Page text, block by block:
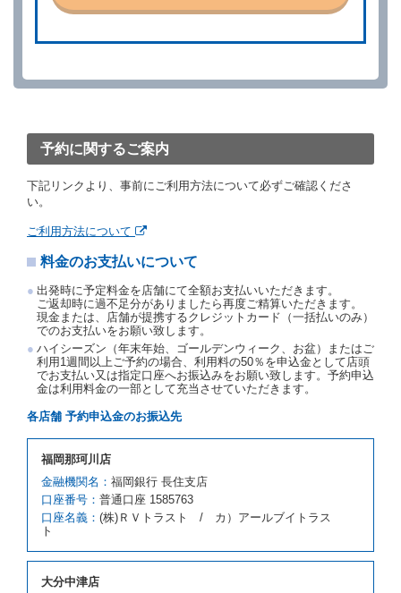
前２項の場合、借受人は、別に定めるところにより予
約申込金を借受人に返還するものとします。
当社の都合により、予約が取り消されたとき、又は貸
約申込金を返還するものとします。
渡契約が締結されなかったときは、予約は取り消され
たものとします。この場合、当社は受領済の予約申込
金を返還するものとします。
第５条（代替レンタカー）
当社は、借受人から予約のあった車種クラスのレンタ
カーを貸し渡すことができないときは、予約と異なる
車種クラスのレンタカー（以下「代替レンタカー」と
いいます。）の貸渡しを申し入れることができるもの
とします。
クラスを除き予約時と同一の借受条件でレンタカー提
お、代替レンタカーの貸渡料金が予約された車種クラ
スの貸渡料金より高くなるときは、予約した車種クラ
スの貸渡料金によるものとし、予約された車種クラス
の貸渡料金より低くなるときは、当該代替レンタカー
の車種クラスの貸渡料金によるものとします。
を拒絶し、予約を取り消すことができるものとしま
前項の場合、第１項の貸渡しをすることができない原
予約に関するご案内
下記リンクより、事前にご利用方法について必ずご確認くださ
い。
ご利用方法について
料金のお支払いについて
出発時に予定料金を店舗にて全額お支払いいただきます。
ご返却時に過不足分がありましたら再度ご精算いただきます。
現金または、店舗が提携するクレジットカード（一括払いのみ）
でのお支払いをお願い致します。
ハイシーズン（年末年始、ゴールデンウィーク、お盆）またはご
利用1週間以上ご予約の場合、利用料の50％を申込金として店頭
でお支払い又は指定口座へお振込みをお願い致します。予約申込
金は利用料金の一部として充当させていただきます。
各店舗 予約申込金のお振込先
福岡那珂川店
金融機関名： 福岡銀行 長住支店
口座番号： 普通口座 1585763
口座名義： (株)ＲＶトラスト / カ）アールブイトラス
ト
大分中津店